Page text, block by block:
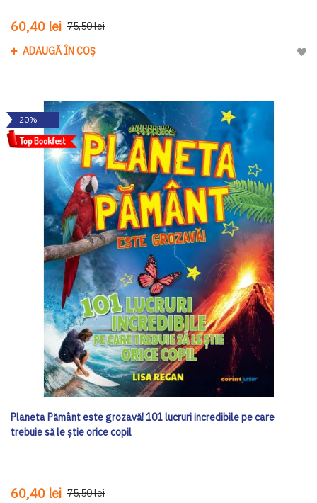
60,40 lei 75,50 lei
ADAUGĂ ÎN COȘ
-20%
Planeta Pământ este grozavă! 101 lucruri incredibile pe care
trebuie să le știe orice copil
60,40 lei 75,50 lei